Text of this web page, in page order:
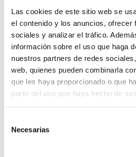
Las cookies de este sitio web se
el contenido y los anuncios, ofrecer
sociales y analizar el tráfico.
información sobre el uso que haga
nuestros partners de redes
web, quienes pueden combinarla
que les haya proporcionado o que
partir del uso que haya hecho de
Necesarias
provocaron una fuerte subida de
Tesoro. El aumento de los tipos
por las valoraciones en el mercado
participantes consideraron la
fuera más agresiva de lo
endurecimiento. Se ha consolidado
de 25 puntos básicos en julio, al
aumentado las expectativas de
Sin embargo, los rendimientos
niveles máximos del viernes,
sobre la situación del empleo de